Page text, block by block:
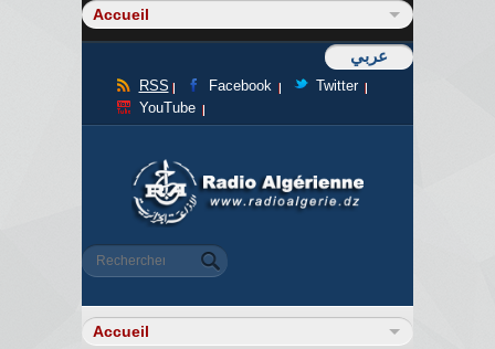
عربي
RSS Facebook
Twitter
YouTube
Formulaire de recherche
Rechercher